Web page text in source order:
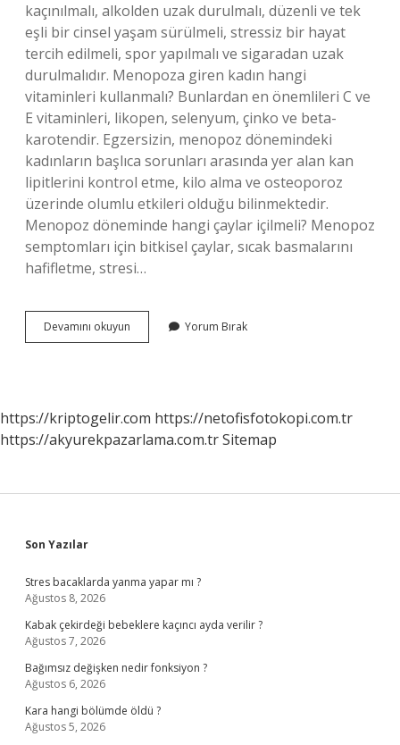
kaçınılmalı, alkolden uzak durulmalı, düzenli ve tek
eşli bir cinsel yaşam sürülmeli, stressiz bir hayat
tercih edilmeli, spor yapılmalı ve sigaradan uzak
durulmalıdır. Menopoza giren kadın hangi
vitaminleri kullanmalı? Bunlardan en önemlileri C ve
E vitaminleri, likopen, selenyum, çinko ve beta-
karotendir. Egzersizin, menopoz dönemindeki
kadınların başlıca sorunları arasında yer alan kan
lipitlerini kontrol etme, kilo alma ve osteoporoz
üzerinde olumlu etkileri olduğu bilinmektedir.
Menopoz döneminde hangi çaylar içilmeli? Menopoz
semptomları için bitkisel çaylar, sıcak basmalarını
hafifletme, stresi…
Devamını okuyun Menopozda
Ne
Yorum Bırak
https://kriptogelir.com https://netofisfotokopi.com.tr
https://akyurekpazarlama.com.trSitemap
Sidebar
Son Yazılar
Stres bacaklarda yanma yapar mı ?
Ağustos 8, 2026
Kabak çekirdeği bebeklere kaçıncı ayda verilir ?
Ağustos 7, 2026
Bağımsız değişken nedir fonksiyon ?
Ağustos 6, 2026
Kara hangi bölümde öldü ?
Ağustos 5, 2026